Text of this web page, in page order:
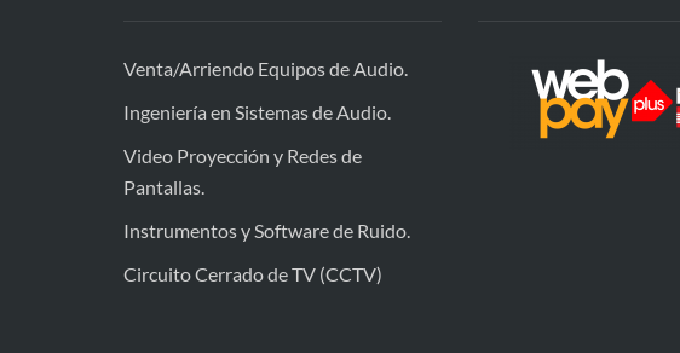
Venta/Arriendo Equipos de Audio.
Ingeniería en Sistemas de Audio.
Video Proyección y Redes de
Pantallas.
Instrumentos y Software de Ruido.
Circuito Cerrado de TV (CCTV)